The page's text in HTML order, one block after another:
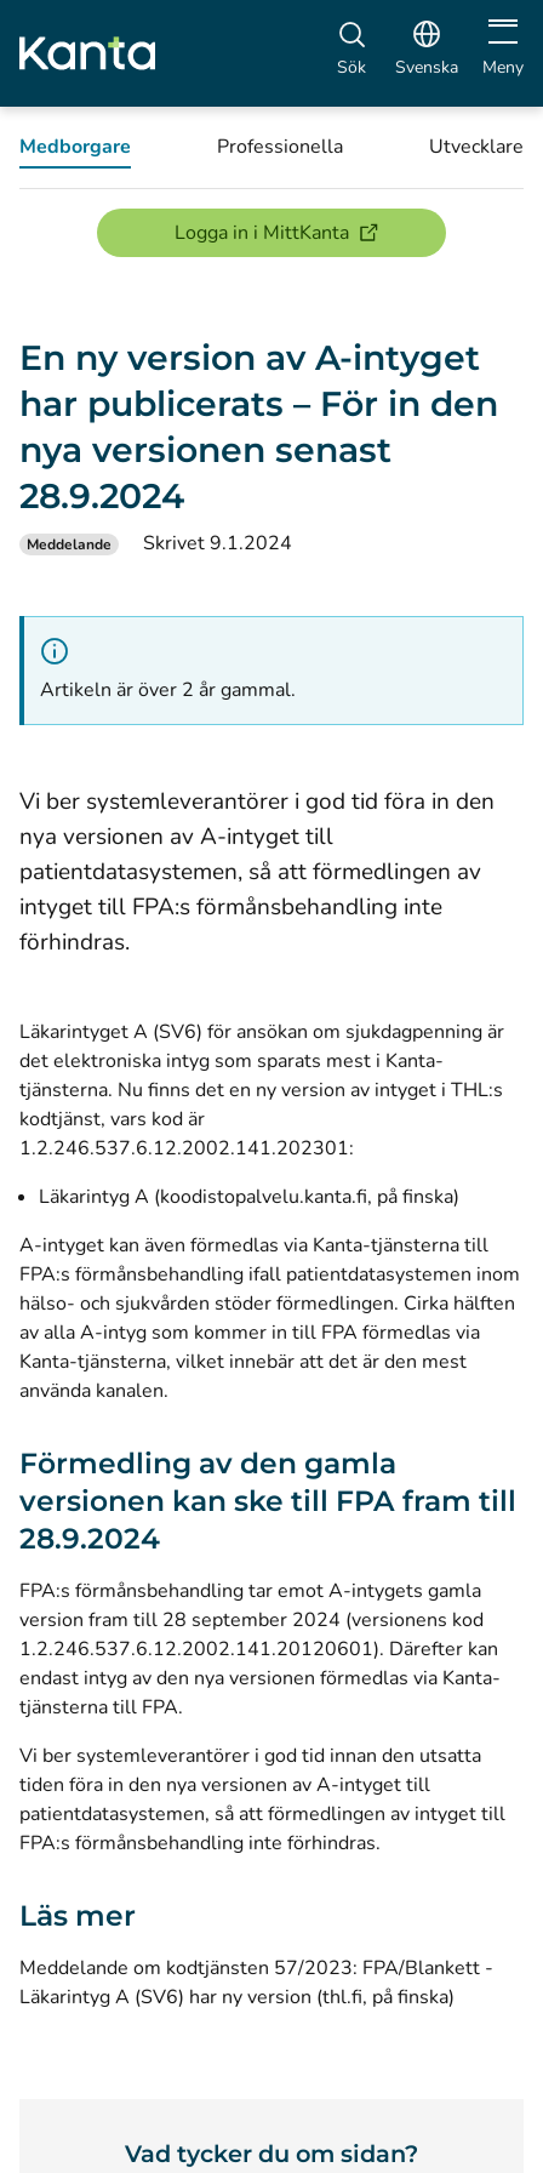
Sök Svenska Öppna
Meny
Medborgare Professionella Utvecklare
Logga in i MittKanta(öppnas i ett nytt
En ny version av A-intyget
har publicerats – För in den
nya versionen senast
28.9.2024
Meddelande Skrivet 9.1.2024
Artikeln är över 2 år gammal.
Vi ber systemleverantörer i god tid föra in den
nya versionen av A-intyget till
patientdatasystemen, så att förmedlingen av
intyget till FPA:s förmånsbehandling inte
förhindras.
Läkarintyget A (SV6) för ansökan om sjukdagpenning är
det elektroniska intyg som sparats mest i Kanta-
tjänsterna. Nu finns det en ny version av intyget i THL:s
kodtjänst, vars kod är
1.2.246.537.6.12.2002.141.202301:
Läkarintyg A (koodistopalvelu.kanta.fi, på finska)
A-intyget kan även förmedlas via Kanta-tjänsterna till
FPA:s förmånsbehandling ifall patientdatasystemen inom
hälso- och sjukvården stöder förmedlingen. Cirka hälften
av alla A-intyg som kommer in till FPA förmedlas via
Kanta-tjänsterna, vilket innebär att det är den mest
använda kanalen.
Förmedling av den gamla
versionen kan ske till FPA fram till
28.9.2024
FPA:s förmånsbehandling tar emot A-intygets gamla
version fram till 28 september 2024 (versionens kod
1.2.246.537.6.12.2002.141.20120601). Därefter kan
endast intyg av den nya versionen förmedlas via Kanta-
tjänsterna till FPA.
Vi ber systemleverantörer i god tid innan den utsatta
tiden föra in den nya versionen av A-intyget till
patientdatasystemen, så att förmedlingen av intyget till
FPA:s förmånsbehandling inte förhindras.
Läs mer
Meddelande om kodtjänsten 57/2023: FPA/Blankett -
Läkarintyg A (SV6) har ny version (thl.fi, på finska)
Vad tycker du om sidan?